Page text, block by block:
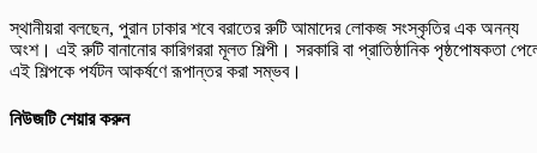
স্থানীয়রা বলছেন, পুরান ঢাকার শবে বরাতের রুটি আমাদের লোকজ সংস্কৃতির এক অনন্য
অংশ। এই রুটি বানানোর কারিগররা মূলত শিল্পী। সরকারি বা প্রাতিষ্ঠানিক পৃষ্ঠপোষকতা
এই শিল্পকে পর্যটন আকর্ষণে রূপান্তর করা সম্ভব।
নিউজটি শেয়ার করুন